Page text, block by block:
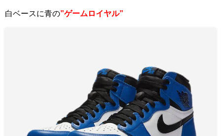
白ベースに青の”ゲームロイヤル”